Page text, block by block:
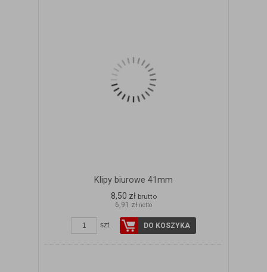
Klipy biurowe 41mm
8,50 zł brutto
6,91 zł netto
szt. DO KOSZYKA